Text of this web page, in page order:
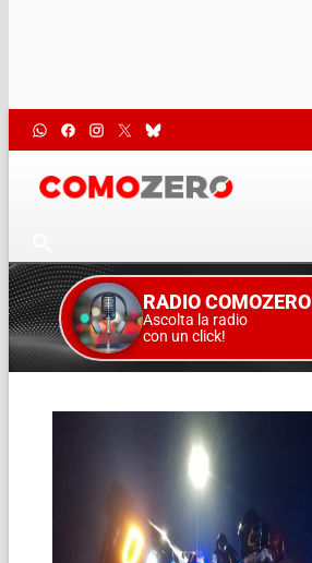
RADIO COMOZERO
Ascolta la radio
con un click!